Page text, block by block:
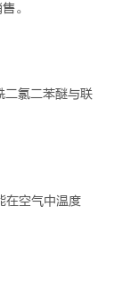
。
氯二苯醚与联
空气中温度